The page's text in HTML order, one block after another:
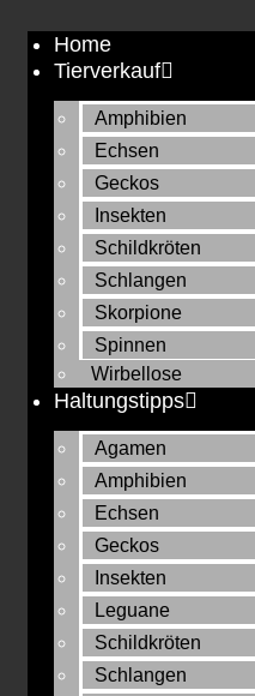
Inhalt
springen
Home
Tierverkauf
Amphibien
Echsen
Geckos
Insekten
Schildkröten
Schlangen
Skorpione
Spinnen
Wirbellose
Haltungstipps
Agamen
Amphibien
Echsen
Geckos
Insekten
Leguane
Schildkröten
Schlangen